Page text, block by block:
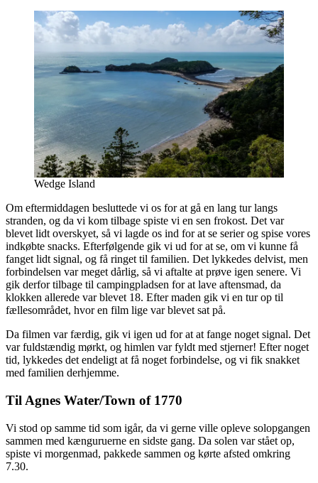
Wedge Island
Om eftermiddagen besluttede vi os for at gå en lang tur langs
stranden, og da vi kom tilbage spiste vi en sen frokost. Det var
blevet lidt overskyet, så vi lagde os ind for at se serier og spise vores
indkøbte snacks. Efterfølgende gik vi ud for at se, om vi kunne få
fanget lidt signal, og få ringet til familien. Det lykkedes delvist, men
forbindelsen var meget dårlig, så vi aftalte at prøve igen senere. Vi
gik derfor tilbage til campingpladsen for at lave aftensmad, da
klokken allerede var blevet 18. Efter maden gik vi en tur op til
fællesområdet, hvor en film lige var blevet sat på.
Da filmen var færdig, gik vi igen ud for at at fange noget signal. Det
var fuldstændig mørkt, og himlen var fyldt med stjerner! Efter noget
tid, lykkedes det endeligt at få noget forbindelse, og vi fik snakket
med familien derhjemme.
Til Agnes Water/Town of 1770
Vi stod op samme tid som igår, da vi gerne ville opleve solopgangen
sammen med kænguruerne en sidste gang. Da solen var stået op,
spiste vi morgenmad, pakkede sammen og kørte afsted omkring
7.30.